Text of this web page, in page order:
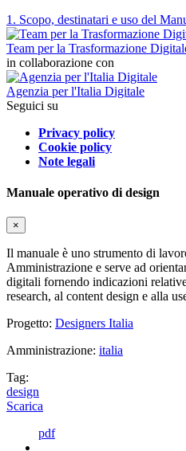
1. Scopo, destinatari e uso del
Team per la Trasformazione
in collaborazione con
Agenzia per l'Italia Digitale
Seguici su
Privacy policy
Cookie policy
Note legali
Manuale operativo di design
×
Il manuale è uno strumento di
Amministrazione e serve ad
digitali fornendo indicazioni
research, al content design e alla
Progetto: Designers Italia
Amministrazione: italia
Tag:
design
Scarica
pdf